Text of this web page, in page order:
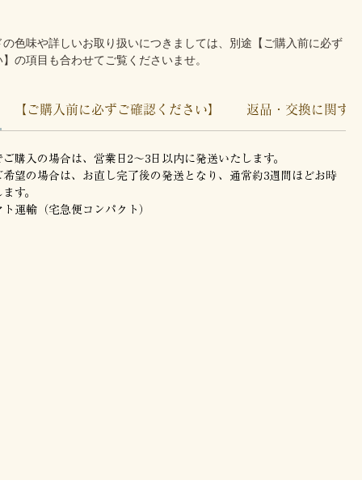
色味や詳しいお取り扱いにつきましては、別途【ご購入前に必ず
の項目も合わせてご覧くださいませ。
【ご購入前に必ずご確認ください】 返品・交換に関す
購入の場合は、営業日2〜3日以内に発送いたします。
希望の場合は、お直し完了後の発送となり、通常約3週間ほどお時
す。
運輸（宅急便コンパクト）